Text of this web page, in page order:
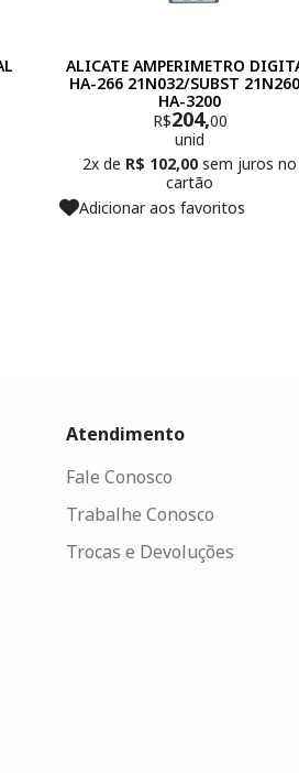
ALICATE AMPERIMETRO
HA-266 21N032/SUBST
HA-3200
R$204,00
unid
2x de R$ 102,00 sem juros no
cartão
Adicionar aos favoritos
Atendimento
Fale Conosco
Trabalhe Conosco
Trocas e Devoluções